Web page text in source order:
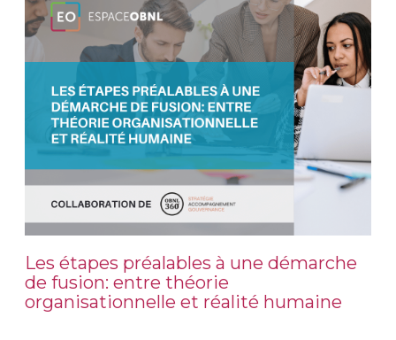
Les étapes préalables à une démarche
de fusion: entre théorie
organisationnelle et réalité humaine